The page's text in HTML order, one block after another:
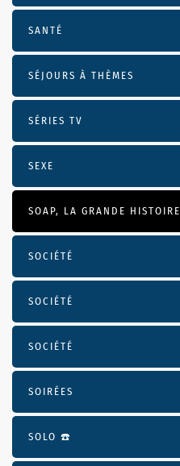
SANTÉ
SÉJOURS À THÈMES
SÉRIES TV
SEXE
SOAP, LA GRANDE HISTOIRE
SOCIÉTÉ
SOCIÉTÉ
SOCIÉTÉ
SOIRÉES
SOLO ☎️